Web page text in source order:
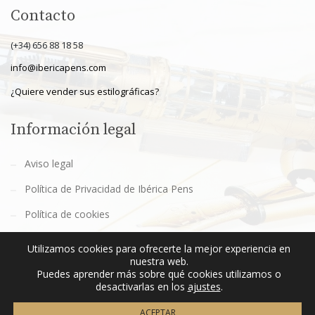
Contacto
(+34) 656 88 18 58
info@ibericapens.com
¿Quiere vender sus estilográficas?
Información legal
Aviso legal
Política de Privacidad de Ibérica Pens
Política de cookies
Utilizamos cookies para ofrecerte la mejor experiencia en
nuestra web.
Puedes aprender más sobre qué cookies utilizamos o
desactivarlas en los ajustes.
ACEPTAR